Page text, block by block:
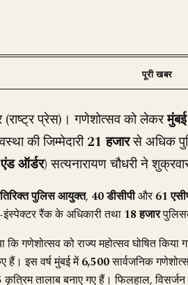
(राष्ट्र प्रेस)। गणेशोत्सव को लेकर
की जिम्मेदारी21 हजारसे अधिक
ऑर्डर)सत्यनारायण चौधरी ने
पुलिस आयुक्त, 40 डीसीपीऔर61
रैंक के अधिकारी तथा 18 हजार
कि गणेशोत्सव को राज्य महोत्सव घोषित
हैं। इस वर्ष मुंबई में6,500सार्वजनिक
कृत्रिम तालाब बनाए गए हैं। फिलहाल, विसर्जन